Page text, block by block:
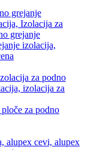
grejanje
za podno